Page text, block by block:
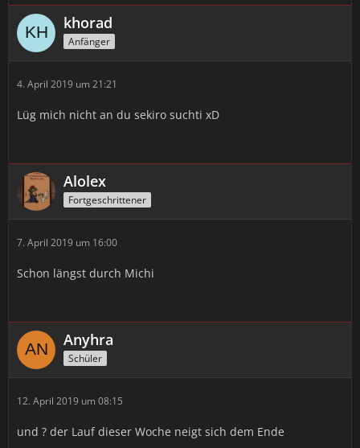
khorad
Anfänger
4. April 2019 um 21:21
Lüg mich nicht an du sekiro suchti xD
Alolex
Fortgeschrittener
7. April 2019 um 16:00
Schon längst durch Michi
Anyhra
Schüler
12. April 2019 um 08:15
und ? der Lauf dieser Woche neigt sich dem Ende